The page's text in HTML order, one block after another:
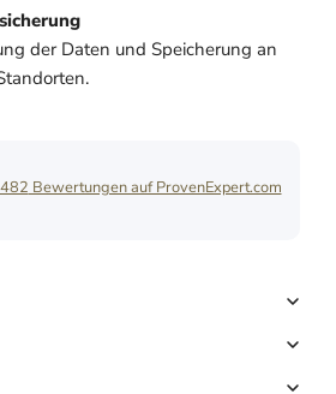
der Daten und Speicherung an
Bewertungen auf ProvenExpert.com